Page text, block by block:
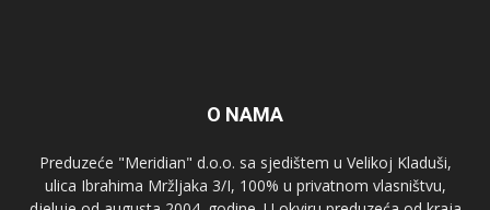
O NAMA
Preduzeće "Meridian" d.o.o. sa sjedištem u Velikoj Kladuši,
ulica Ibrahima Mržljaka 3/I, 100% u privatnom vlasništvu,